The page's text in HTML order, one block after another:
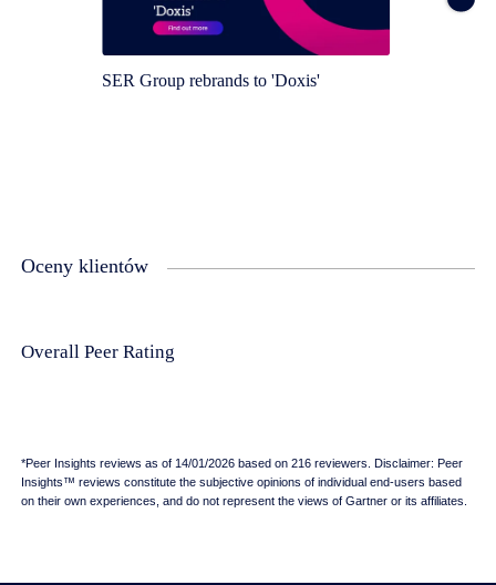
SER Group rebrands to 'Doxis'
Oceny klientów
Overall Peer Rating
*Peer Insights reviews as of 14/01/2026 based on 216 reviewers. Disclaimer: Peer
Insights™ reviews constitute the subjective opinions of individual end-users based
on their own experiences, and do not represent the views of Gartner or its affiliates.